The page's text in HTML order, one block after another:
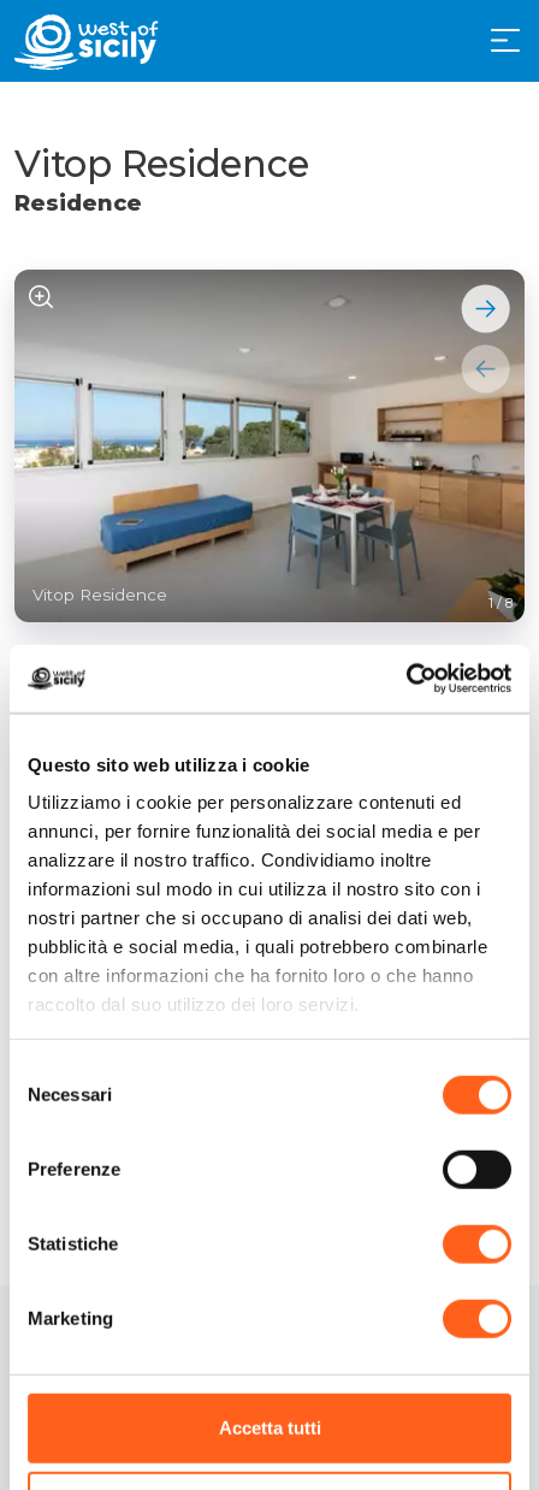
Questo sito web utilizza i cookie
Utilizziamo i cookie per personalizzare contenuti ed
annunci, per fornire funzionalità dei social media e per
analizzare il nostro traffico. Condividiamo inoltre
informazioni sul modo in cui utilizza il nostro sito con i
nostri partner che si occupano di analisi dei dati web,
pubblicità e social media, i quali potrebbero combinarle
con altre informazioni che ha fornito loro o che hanno
raccolto dal suo utilizzo dei loro servizi.
delNecessari
Preferenze
Statistiche
Marketing
Accetta tutti
Contatti:
Via Senia 39
San Vito Lo Capo
Telefono 09231987470
Emailinfo@vitopsanvito.com
Sito web
Prenota ora
Vitop Residence
Residence
Vitop Residence 1/8